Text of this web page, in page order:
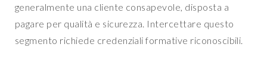
generalmente una cliente consapevole, disposta a
pagare per qualità e sicurezza. Intercettare questo
segmento richiede credenziali formative riconoscibili.